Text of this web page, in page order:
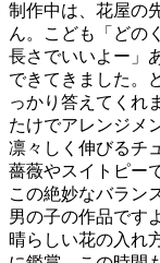
制作中は、花屋の
ん。こども「どの
長さでいいよー」
できてきました。
っかり答えてくれ
たけでアレンジメ
凛々しく伸びるチ
薔薇やスイトピー
この絶妙なバラン
男の子の作品です
晴らしい花の入れ